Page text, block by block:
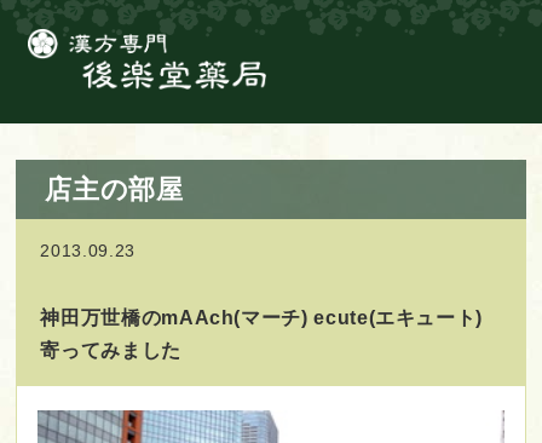
店主の部屋
2013.09.23
神田万世橋のmAAch(マーチ) ecute(エキュート)
寄ってみました